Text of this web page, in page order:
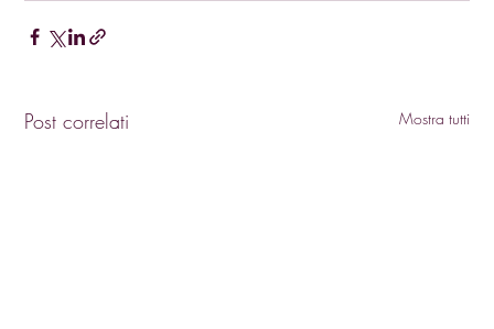
Post correlati Mostra tutti